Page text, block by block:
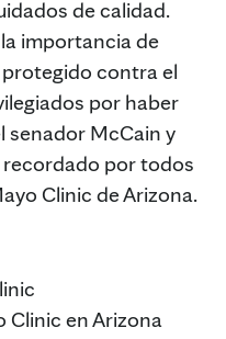
de calidad.
importancia de
contra el
por haber
senador McCain y
recordado por todos
Clinic de Arizona.
Clinic en Arizona